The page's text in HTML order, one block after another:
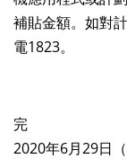
補貼金額。如對
電1823。
完
2020年6月29日（